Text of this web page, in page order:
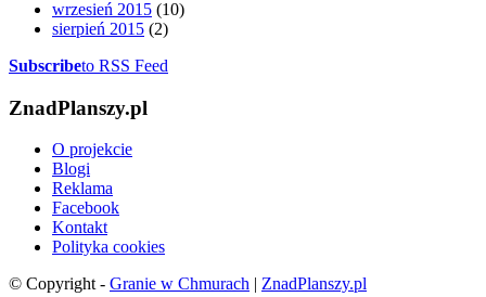
wrzesień 2015 (10)
sierpień 2015 (2)
Subscribeto RSS Feed
ZnadPlanszy.pl
O projekcie
Blogi
Reklama
Facebook
Kontakt
Polityka cookies
© Copyright - Granie w Chmurach | ZnadPlanszy.pl